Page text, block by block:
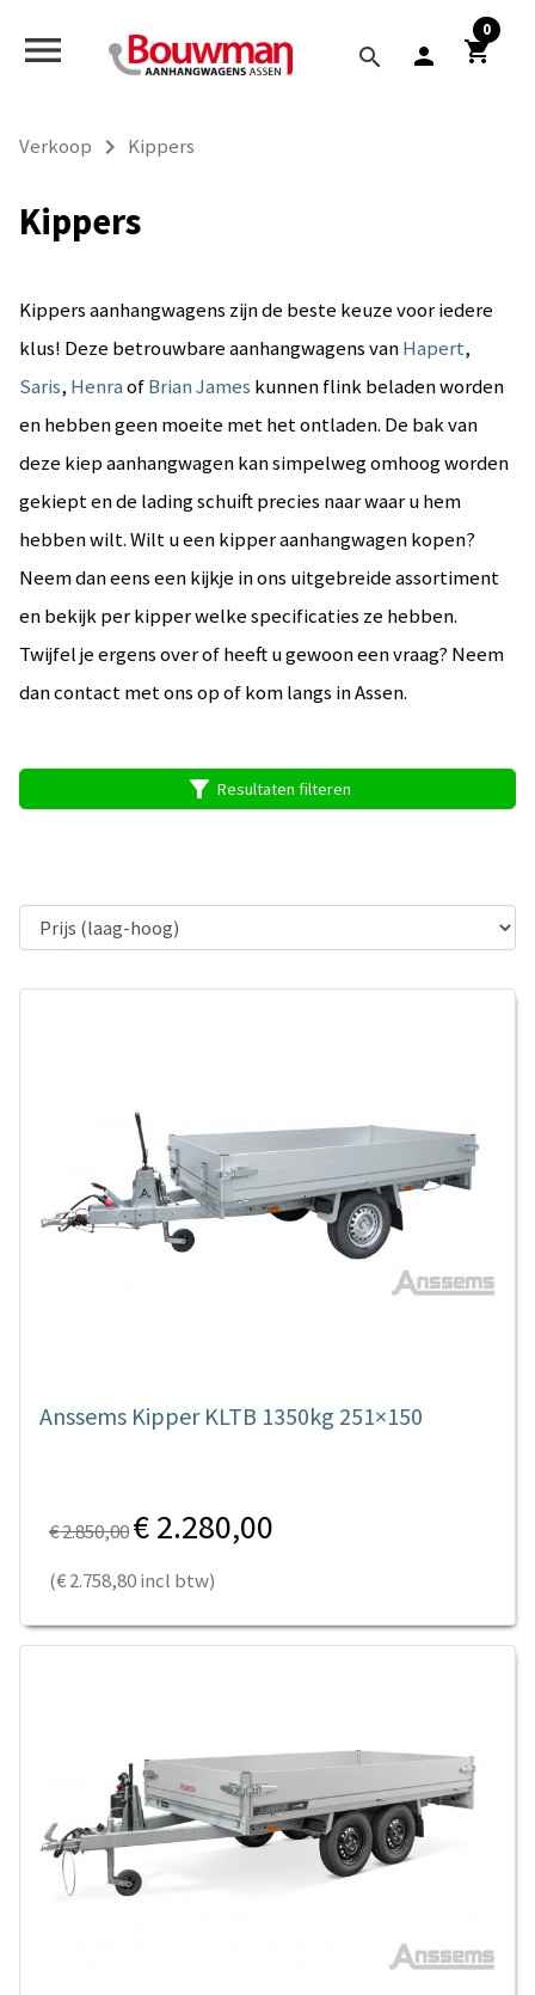
menu search person shopping_cart
0
Verkoop navigate_next Kippers
Kippers
Kippers aanhangwagens zijn de beste keuze voor iedere
klus! Deze betrouwbare aanhangwagens vanHapert,
Saris, HenraofBrian James kunnen flink beladen worden
en hebben geen moeite met het ontladen. De bak van
deze kiep aanhangwagen kan simpelweg omhoog worden
gekiept en de lading schuift precies naar waar u hem
hebben wilt. Wilt u een kipper aanhangwagen kopen?
Neem dan eens een kijkje in ons uitgebreide assortiment
en bekijk per kipper welke specificaties ze hebben.
Twijfel je ergens over of heeft u gewoon een vraag? Neem
dan contact met ons op of kom langs in Assen.
filter_alt Resultaten filteren
Anssems Kipper KLTB 1350kg 251×150
€ 2.850,00€ 2.280,00
(€ 2.758,80 incl btw)